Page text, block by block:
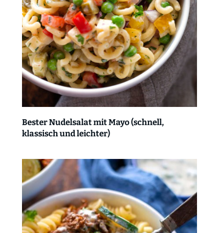
Bester Nudelsalat mit Mayo (schnell,
klassisch und leichter)